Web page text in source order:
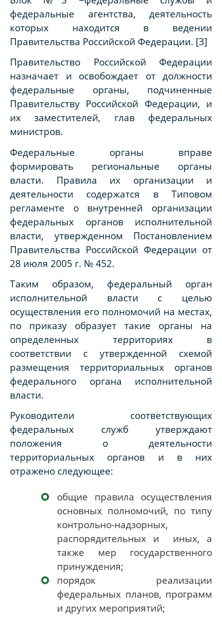
федеральные агентства, деятельность
которых находится в ведении
Правительства Российской Федерации. [3]
Правительство Российской Федерации
назначает и освобождает от должности
федеральные органы, подчиненные
Правительству Российской Федерации, и
их заместителей, глав федеральных
министров.
Федеральные органы вправе
формировать региональные органы
власти. Правила их организации и
деятельности содержатся в Типовом
регламенте о внутренней организации
федеральных органов исполнительной
власти, утвержденном Постановлением
Правительства Российской Федерации от
28 июля 2005 г. № 452.
Таким образом, федеральный орган
исполнительной власти с целью
осуществления его полномочий на местах,
по приказу образует такие органы на
определенных территориях в
соответствии с утвержденной схемой
размещения территориальных органов
федерального органа исполнительной
власти.
Руководители соответствующих
федеральных служб утверждают
положения о деятельности
территориальных органов и в них
отражено следующее:
общие правила осуществления
основных полномочий, по типу
контрольно-надзорных,
распорядительных и иных, а
также мер государственного
принуждения;
порядок реализации
федеральных планов, программ
и других мероприятий;